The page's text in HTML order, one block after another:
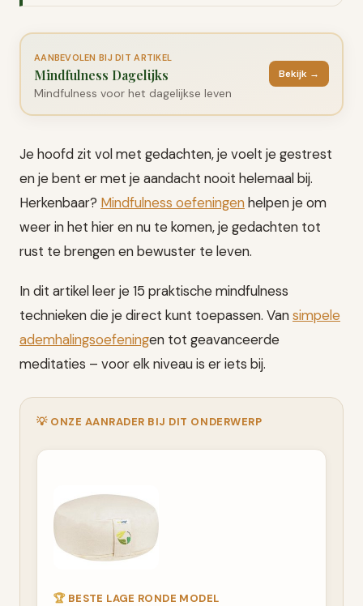
AANBEVOLEN BIJ DIT ARTIKEL
Mindfulness Dagelijks
Mindfulness voor het dagelijkse leven
Bekijk →
Je hoofd zit vol met gedachten, je voelt je gestrest
en je bent er met je aandacht nooit helemaal bij.
Herkenbaar? Mindfulness oefeningenhelpen je om
weer in het hier en nu te komen, je gedachten tot
rust te brengen en bewuster te leven.
In dit artikel leer je 15 praktische mindfulness
technieken die je direct kunt toepassen. Vansimpele
ademhalingsoefeningen tot geavanceerde
meditaties – voor elk niveau is er iets bij.
💡 ONZE AANRADER BIJ DIT ONDERWERP
🏆BESTE LAGE RONDE MODEL